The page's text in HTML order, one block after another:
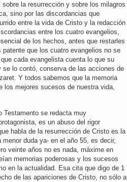
la resurrección y sobre los milagros
sino por las discordancias que
entre la vida de Cristo y la redacción
entre los cuatro evangelios,
de los hechos, antes que restarles
que los cuatro evangelios no se
cada evangelista cuenta lo que su
lo contó, conserva de las acciones de
Y todos sabemos que la memoria
los mejores sucesos de nuestra vida,
Testamento se redacta muy
es un abuso del rigor
habla de la resurrección de Cristo es la
duda ya- en el año 55, es decir,
veinte años no es nada, máxime en
memorias poderosas y los sucesos
en la actualidad. Esa cita que digo de 1
de las apariciones de Cristo, no sólo a